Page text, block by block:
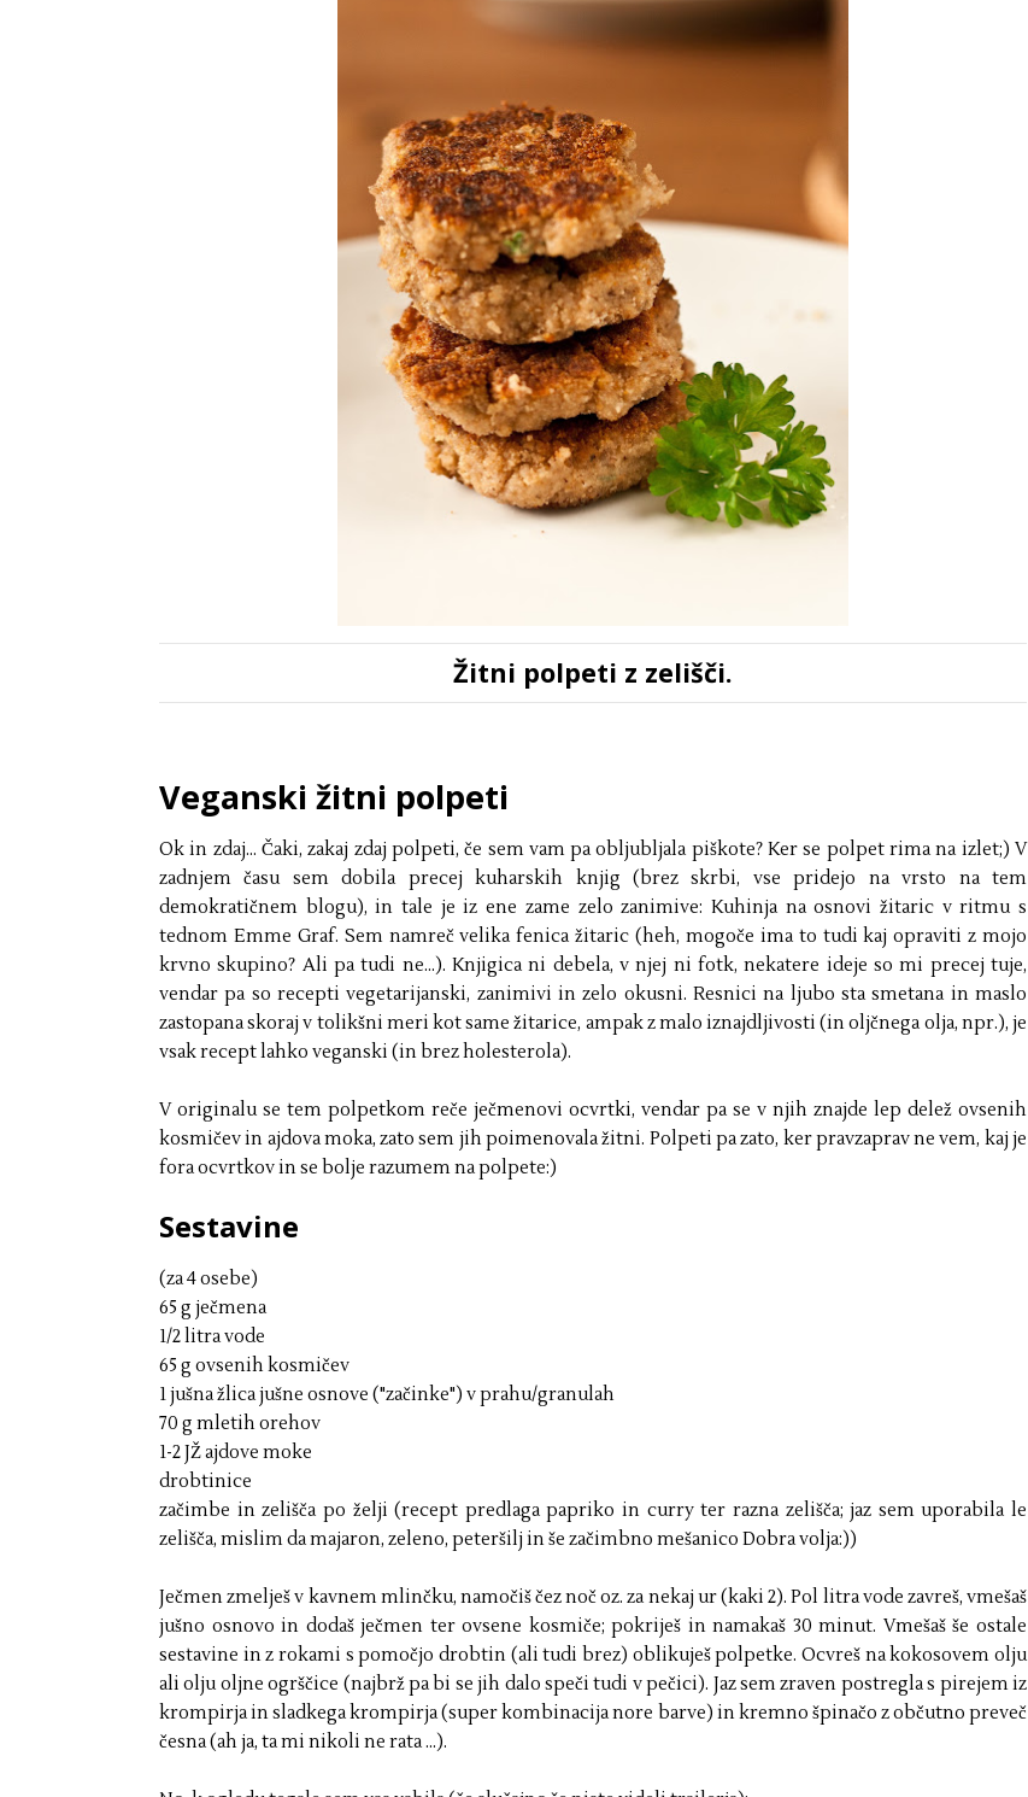
Žitni polpeti z zelišči.
Veganski žitni polpeti
Ok in zdaj... Čaki, zakaj zdaj polpeti, če sem vam pa obljubljala piškote? Ker se polpet rima na izlet;) V
zadnjem času sem dobila precej kuharskih knjig (brez skrbi, vse pridejo na vrsto na tem
demokratičnem blogu), in tale je iz ene zame zelo zanimive: Kuhinja na osnovi žitaric v ritmu s
tednom Emme Graf. Sem namreč velika fenica žitaric (heh, mogoče ima to tudi kaj opraviti z mojo
krvno skupino? Ali pa tudi ne...). Knjigica ni debela, v njej ni fotk, nekatere ideje so mi precej tuje,
vendar pa so recepti vegetarijanski, zanimivi in zelo okusni. Resnici na ljubo sta smetana in maslo
zastopana skoraj v tolikšni meri kot same žitarice, ampak z malo iznajdljivosti (in oljčnega olja, npr.), je
vsak recept lahko veganski (in brez holesterola).
V originalu se tem polpetkom reče ječmenovi ocvrtki, vendar pa se v njih znajde lep delež ovsenih
kosmičev in ajdova moka, zato sem jih poimenovala žitni. Polpeti pa zato, ker pravzaprav ne vem, kaj je
fora ocvrtkov in se bolje razumem na polpete:)
Sestavine
(za 4 osebe)
65 g ječmena
1/2 litra vode
65 g ovsenih kosmičev
1 jušna žlica jušne osnove ("začinke") v prahu/granulah
70 g mletih orehov
1-2 JŽ ajdove moke
drobtinice
začimbe in zelišča po želji (recept predlaga papriko in curry ter razna zelišča; jaz sem uporabila le
zelišča, mislim da majaron, zeleno, peteršilj in še začimbno mešanico Dobra volja:))
Ječmen zmelješ v kavnem mlinčku, namočiš čez noč oz. za nekaj ur (kaki 2). Pol litra vode zavreš, vmešaš
jušno osnovo in dodaš ječmen ter ovsene kosmiče; pokriješ in namakaš 30 minut. Vmešaš še ostale
sestavine in z rokami s pomočjo drobtin (ali tudi brez) oblikuješ polpetke. Ocvreš na kokosovem olju
ali olju oljne ogrščice (najbrž pa bi se jih dalo speči tudi v pečici). Jaz sem zraven postregla s pirejem iz
krompirja in sladkega krompirja (super kombinacija nore barve) in kremno špinačo z občutno preveč
česna (ah ja, ta mi nikoli ne rata ...).